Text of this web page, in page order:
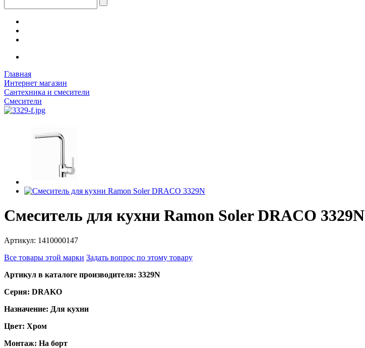
Главная
Интернет магазин
Сантехника и смесители
Смесители
Смеситель для кухни Ramon Soler DRACO 3329N
Артикул: 1410000147
Все товары этой марки Задать вопрос по этому товару
Артикул в каталоге производителя: 3329N
Серия: DRAKO
Назначение: Для кухни
Цвет: Хром
Монтаж: На борт